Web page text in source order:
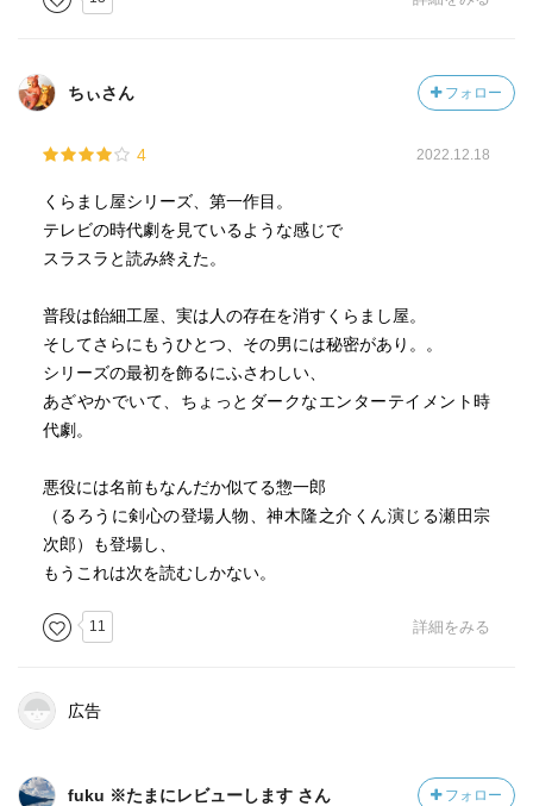
ちぃさん フォロー
4 2022.12.18
くらまし屋シリーズ、第一作目。
テレビの時代劇を見ているような感じで
スラスラと読み終えた。
普段は飴細工屋、実は人の存在を消すくらまし屋。
そしてさらにもうひとつ、その男には秘密があり。。
シリーズの最初を飾るにふさわしい、
あざやかでいて、ちょっとダークなエンターテイメント時
代劇。
悪役には名前もなんだか似てる惣一郎
（るろうに剣心の登場人物、神木隆之介くん演じる瀬田宗
次郎）も登場し、
もうこれは次を読むしかない。
11 詳細をみる
広告
fuku ※たまにレビューします さん フォロー